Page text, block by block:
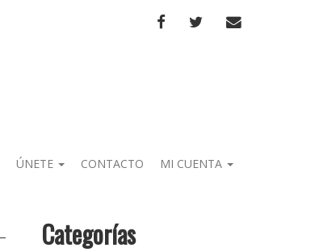
FACEBOOKTWITTERCORREO
ÚNETE CONTACTO MI CUENTA
Categorías